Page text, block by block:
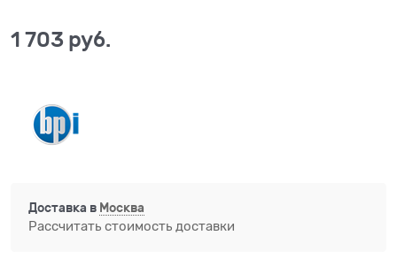
1 703 руб.
Доставка в Москва
Рассчитать стоимость доставки